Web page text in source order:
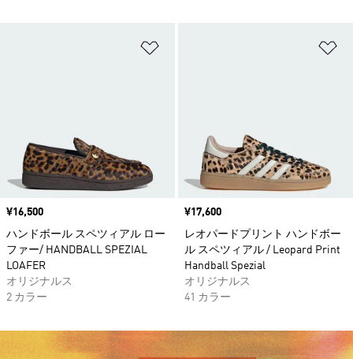
価格
¥16,500
ハンドボール スペツィアル ロー
ファー/ HANDBALL SPEZIAL
LOAFER
オリジナルス
2 カラー
価格
¥17,600
レオパードプリント ハンドボー
ル スペツィアル / Leopard Print
Handball Spezial
オリジナルス
41 カラー